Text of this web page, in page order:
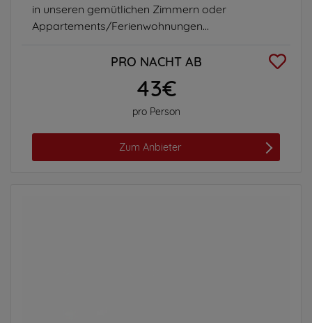
in unseren gemütlichen Zimmern oder
Appartements/Ferienwohnungen...
PRO NACHT AB
43€
pro Person
Zum Anbieter